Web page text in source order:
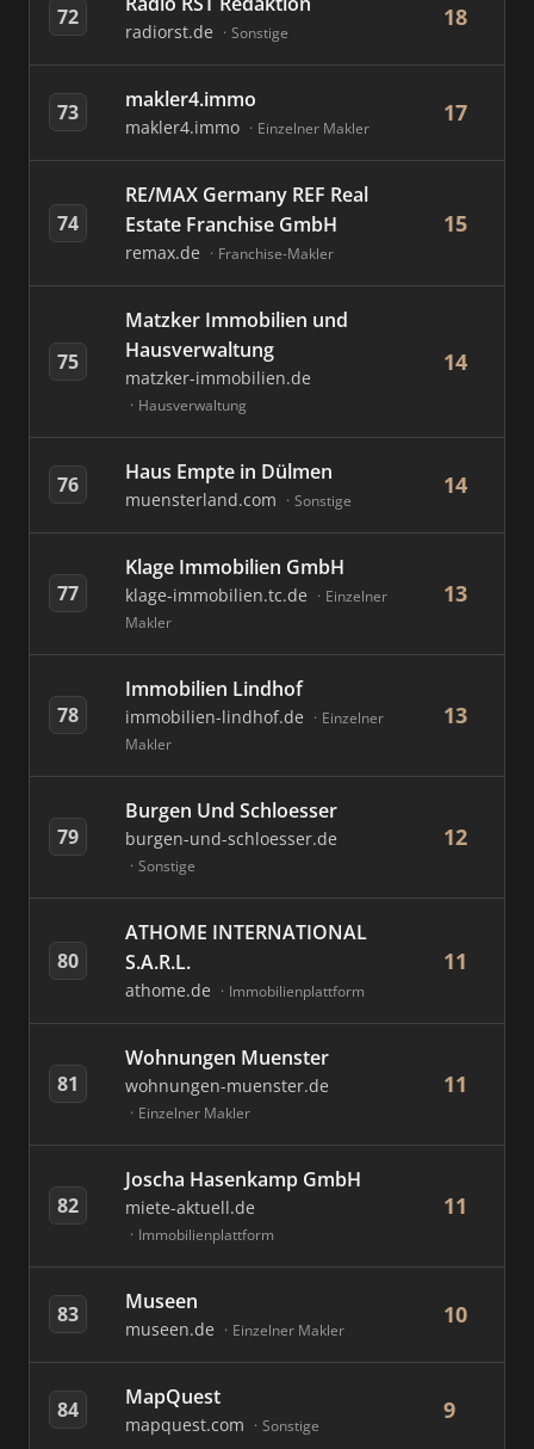
72
radiorst.de Sonstige
18
73 makler4.immo
makler4.immo Einzelner Makler
17
74
RE/MAX Germany REF Real
Estate Franchise GmbH
remax.de Franchise-Makler
15
75
Matzker Immobilien und
Hausverwaltung
matzker-immobilien.de
Hausverwaltung
14
76 Haus Empte in Dülmen
muensterland.com Sonstige
14
77
Klage Immobilien GmbH
klage-immobilien.tc.de
Einzelner
Makler
13
78
Immobilien Lindhof
immobilien-lindhof.de
Einzelner
Makler
13
79
Burgen Und Schloesser
burgen-und-schloesser.de
Sonstige
12
80
ATHOME INTERNATIONAL
S.A.R.L.
athome.de Immobilienplattform
11
81
Wohnungen Muenster
wohnungen-muenster.de
Einzelner Makler
11
82
Joscha Hasenkamp GmbH
miete-aktuell.de
Immobilienplattform
11
83 Museen
museen.de Einzelner Makler
10
84 MapQuest
mapquest.com Sonstige
9